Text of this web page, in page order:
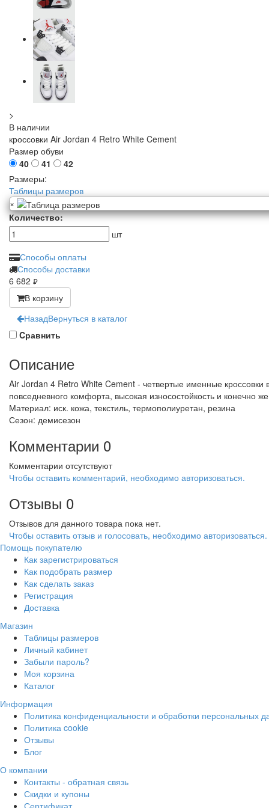
>
В наличии
кроссовки Air Jordan 4 Retro White Cement
Размер обуви
40
41
42
Размеры:
Таблицы размеров
×
Количество:
шт
Способы оплаты
Способы доставки
6 682 руб.
В корзину
НазадВернуться в каталог
Cравнить
Описание
Air Jordan 4 Retro White Cement - четвертые именные
повседневного комфорта, высокая износостойкость и конечно
Материал: иск. кожа, текстиль, термополиуретан, резина
Сезон: демисезон
Комментарии 0
Комментарии отсутствуют
Чтобы оставить комментарий, необходимо авторизоваться.
Отзывы 0
Отзывов для данного товара пока нет.
Чтобы оcтавить отзыв и голосовать, необходимо авторизоваться.
Помощь покупателю
Как зарегистрироваться
Как подобрать размер
Как сделать заказ
Регистрация
Доставка
Магазин
Таблицы размеров
Личный кабинет
Забыли пароль?
Моя корзина
Каталог
Информация
Политика конфиденциальности и обработки персональных
Политика cookie
Отзывы
Блог
О компании
Контакты - обратная связь
Скидки и купоны